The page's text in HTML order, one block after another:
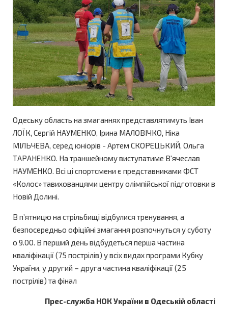
Одеську область на змаганнях представлятимуть Іван
ЛОЇК, Сергій НАУМЕНКО, Ірина МАЛОВІЧКО, Ніка
МІЛЬЧЕВА, серед юніорів - Артем СКОРЕЦЬКИЙ, Ольга
ТАРАНЕНКО. На траншейному виступатиме В'ячеслав
НАУМЕНКО. Всі ці спортсмени є представниками ФСТ
«Колос» тавихованцями центру олімпійської підготовки в
Новій Долині.
В п’ятницю на стрільбищі відбулися тренування, а
безпосередньо офіційні змагання розпочнуться у суботу
о 9.00. В перший день відбудеться перша частина
кваліфікації (75 пострілів) у всіх видах програми Кубку
України, у другий – друга частина кваліфікації (25
пострілів) та фінал
Прес-служба НОК України в Одеській області